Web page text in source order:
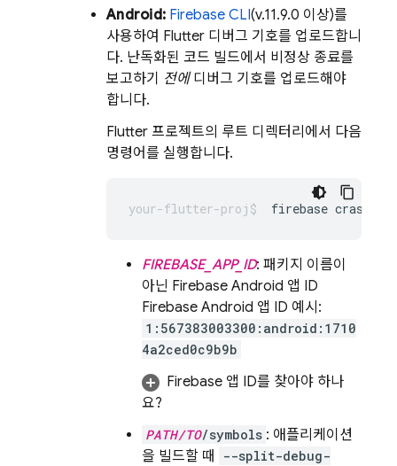
Android: Firebase CLI(v.11.9.0 이상)를
사용하여 Flutter 디버그 기호를 업로드합니
다. 난독화된 코드 빌드에서 비정상 종료를
보고하기 전에디버그 기호를 업로드해야
합니다.
Flutter 프로젝트의 루트 디렉터리에서 다음
명령어를 실행합니다.
firebase
FIREBASE_APP_ID: 패키지 이름이
아닌 Firebase Android 앱 ID
Firebase Android 앱 ID 예시:
1:567383003300:android:1710
4a2ced0c9b9b
Firebase 앱 ID를 찾아야 하나
요?
PATH/TO/symbols : 애플리케이션
을 빌드할 때
--split-debug-